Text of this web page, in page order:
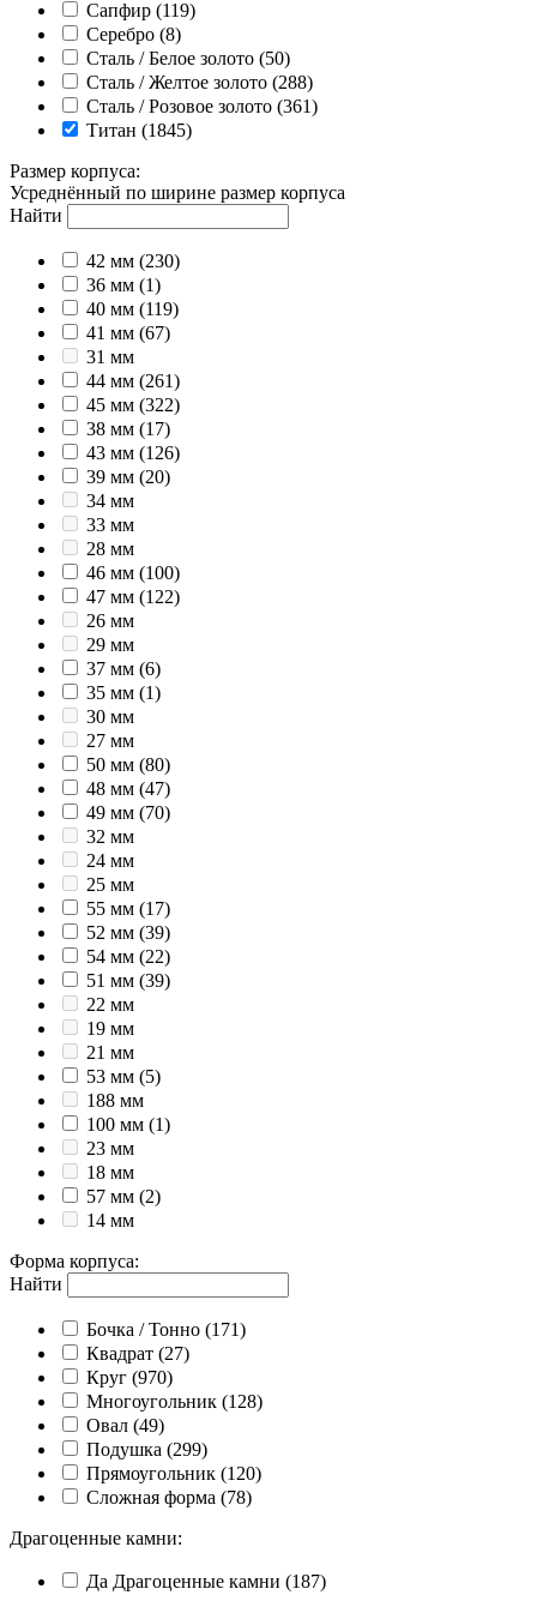
Сапфир (119)
Серебро (8)
Сталь / Белое золото (50)
Сталь / Желтое золото (288)
Сталь / Розовое золото (361)
Титан (1845)
Размер корпуса:
Усреднённый по ширине размер корпуса
Найти
42 мм (230)
36 мм (1)
40 мм (119)
41 мм (67)
31 мм
44 мм (261)
45 мм (322)
38 мм (17)
43 мм (126)
39 мм (20)
34 мм
33 мм
28 мм
46 мм (100)
47 мм (122)
26 мм
29 мм
37 мм (6)
35 мм (1)
30 мм
27 мм
50 мм (80)
48 мм (47)
49 мм (70)
32 мм
24 мм
25 мм
55 мм (17)
52 мм (39)
54 мм (22)
51 мм (39)
22 мм
19 мм
21 мм
53 мм (5)
188 мм
100 мм (1)
23 мм
18 мм
57 мм (2)
14 мм
Форма корпуса:
Найти
Бочка / Тонно (171)
Квадрат (27)
Круг (970)
Многоугольник (128)
Овал (49)
Подушка (299)
Прямоугольник (120)
Сложная форма (78)
Драгоценные камни:
Да Драгоценные камни (187)